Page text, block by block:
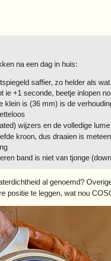
na een dag in huis:
saffier, zo helder als
ie +1 seconde, beetje inlopen
klein is (36 mm) is de
wijzers en de volledige
kroon, dus draaien is
band is niet van tjonge
al genoemd?
positie te leggen, wat nou